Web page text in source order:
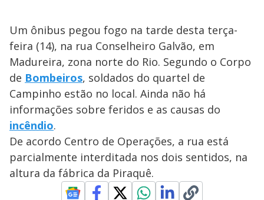
Um ônibus pegou fogo na tarde desta terça-
feira (14), na rua Conselheiro Galvão, em
Madureira, zona norte do Rio. Segundo o Corpo
de Bombeiros, soldados do quartel de
Campinho estão no local. Ainda não há
informações sobre feridos e as causas do
incêndio.
De acordo Centro de Operações, a rua está
parcialmente interditada nos dois sentidos, na
altura da fábrica da Piraquê.